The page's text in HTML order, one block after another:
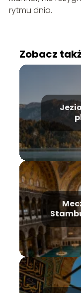
rytmu dnia.
Zobacz